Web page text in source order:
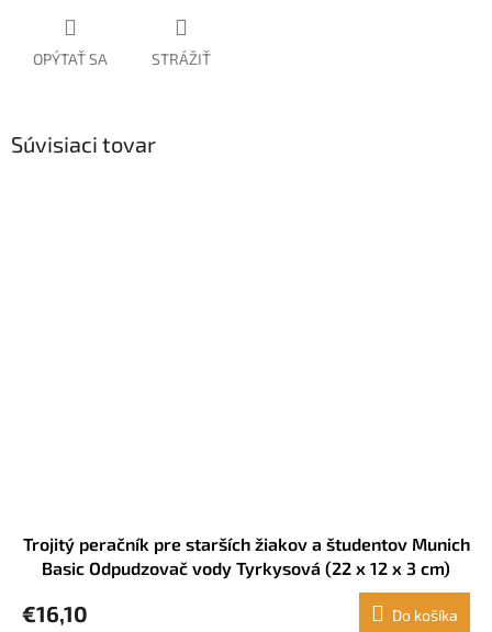
OPÝTAŤ SA STRÁŽIŤ
Súvisiaci tovar
Trojitý peračník pre starších žiakov a študentov Munich
Basic Odpudzovač vody Tyrkysová (22 x 12 x 3 cm)
€16,10 Do košíka